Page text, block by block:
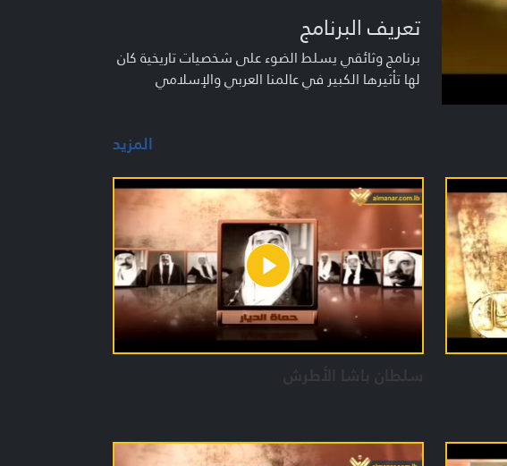
تعريف البرنامج
برنامج وثائقي يسلط الضوء على شخصيات تاريخية كان
لها تأثيرها الكبير في عالمنا العربي والإسلامي
المزيد
سلطان باشا الأطرش